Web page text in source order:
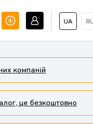
UA
компаній
це безкоштовно